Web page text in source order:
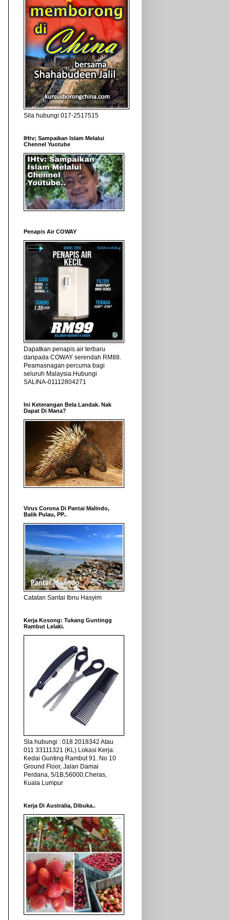
Sila hubungi 017-2517515
IHtv; Sampaikan Islam Melalui
Chennel Yuotube
Penapis Air COWAY
Dapatkan penapis air terbaru
daripada COWAY serendah RM88.
Peamasnagan percuma bagi
seluruh Malaysia.Hubungi
SALINA-01112804271
Ini Keterangan Bela Landak. Nak
Dapat Di Mana?
Virus Corona Di Pantai Malindo,
Balik Pulau, PP..
Catatan Santai Ibnu Hasyim
Kerja Kosong: Tukang Guntingg
Rambut Lelaki.
Sla hubungi : 018 2018342 Atau
011 33111321 (KL) Lokasi Kerja:
Kedai Gunting Rambut 91. No 10
Ground Floor, Jalan Damai
Perdana, 5/1B,56000,Cheras,
Kuala Lumpur
Kerja Di Australia, Dibuka..